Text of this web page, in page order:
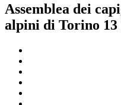
Assemblea dei
alpini di Torino 13